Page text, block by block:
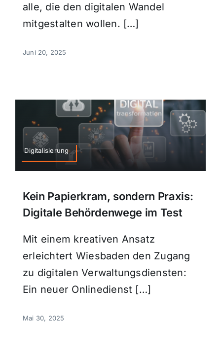
alle, die den digitalen Wandel
mitgestalten wollen. […]
Juni 20, 2025
Digitalisierung
Kein Papierkram, sondern Praxis:
Digitale Behördenwege im Test
Mit einem kreativen Ansatz
erleichtert Wiesbaden den Zugang
zu digitalen Verwaltungsdiensten:
Ein neuer Onlinedienst […]
Mai 30, 2025